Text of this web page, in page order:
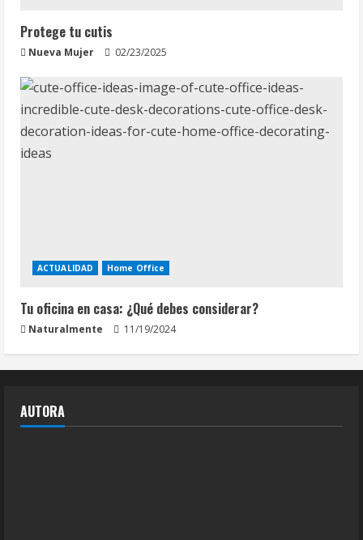
Protege tu cutis
Nueva Mujer 02/23/2025
ACTUALIDAD Home Office
Tu oficina en casa: ¿Qué debes considerar?
Naturalmente 11/19/2024
AUTORA